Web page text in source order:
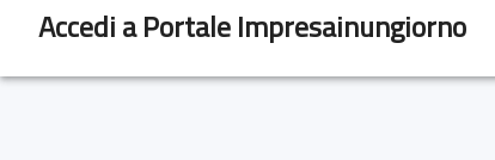
Accedi a Portale Impresainungiorno